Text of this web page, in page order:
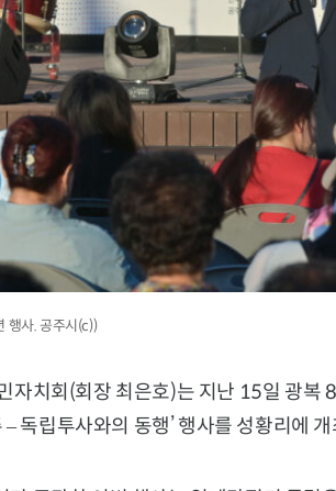
행사. 공주시(c))
자치회(회장 최은호)는 지난 15일 광복
– 독립투사와의 동행’ 행사를 성황리에